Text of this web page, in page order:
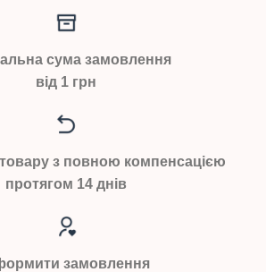
сума замовлення
від 1 грн
з повною компенсацією
протягом 14 днів
замовлення